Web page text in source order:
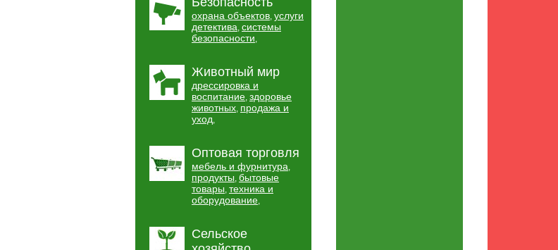
охрана объектов, услуги
детектива, системы
безопасности,
Животный мир
дрессировка и
воспитание, здоровье
животных, продажа и
уход,
Оптовая торговля
мебель и фурнитура,
продукты, бытовые
товары, техника и
оборудование,
Сельское